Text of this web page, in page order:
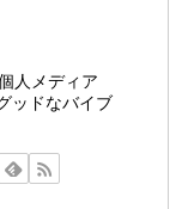
人メディア
ッドなバイブ